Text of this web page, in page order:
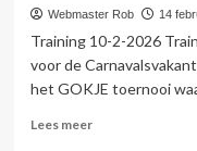
Webmaster Rob 14
Training 10-2-2026
voor de
het GOKJE toernooi
Lees meerLees